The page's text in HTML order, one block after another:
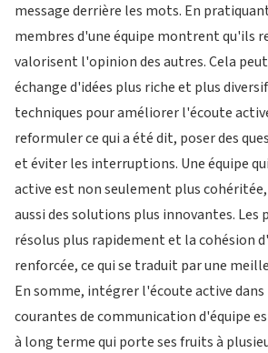
message derrière les mots. En
membres d'une équipe montrent qu'ils
valorisent l'opinion des autres. Cela
échange d'idées plus riche et plus
techniques pour améliorer l'écoute
reformuler ce qui a été dit, poser des
et éviter les interruptions. Une équipe
active est non seulement plus
aussi des solutions plus innovantes. Les
résolus plus rapidement et la cohésion
renforcée, ce qui se traduit par une
En somme, intégrer l'écoute active
courantes de communication d'équipe
à long terme qui porte ses fruits à